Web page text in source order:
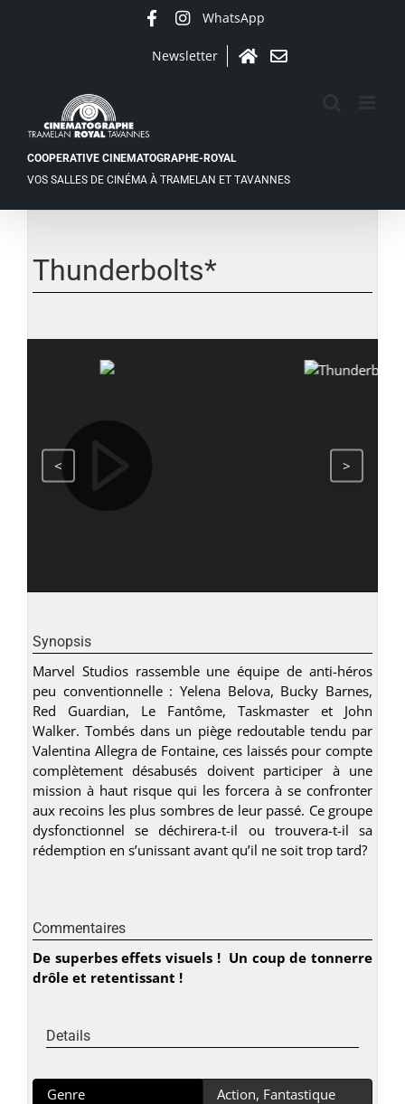
WhatsApp
Newsletter
AccueilContact
COOPERATIVE CINEMATOGRAPHE-ROYAL
VOS SALLES DE CINÉMA À TRAMELAN ET TAVANNES
Thunderbolts*
< >
Synopsis
Marvel Studios rassemble une équipe de anti-héros
peu conventionnelle : Yelena Belova, Bucky Barnes,
Red Guardian, Le Fantôme, Taskmaster et John
Walker. Tombés dans un piège redoutable tendu par
Valentina Allegra de Fontaine, ces laissés pour compte
complètement désabusés doivent participer à une
mission à haut risque qui les forcera à se confronter
aux recoins les plus sombres de leur passé. Ce groupe
dysfonctionnel se déchirera-t-il ou trouvera-t-il sa
rédemption en s’unissant avant qu’il ne soit trop tard?
Commentaires
De superbes effets visuels ! Un coup de tonnerre
drôle et retentissant !
Details
Genre Action, Fantastique